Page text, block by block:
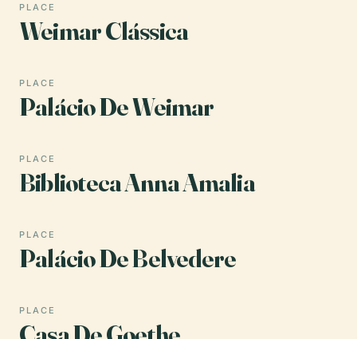
PLACE
Weimar Clássica
PLACE
Palácio De Weimar
PLACE
Biblioteca Anna Amalia
PLACE
Palácio De Belvedere
PLACE